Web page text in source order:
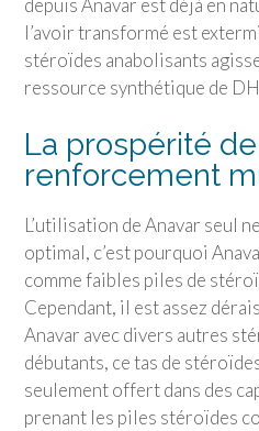
depuis Anavar est déjà en
l’avoir transformé est
stéroïdes anabolisants
ressource synthétique de
La prospérité
renforcement
L’utilisation de Anavar seul
optimal, c’est pourquoi
comme faibles piles de
Cependant, il est assez
Anavar avec divers autres
débutants, ce tas de
seulement offert dans des
prenant les piles stéroïdes